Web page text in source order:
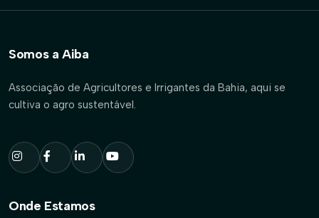
Somos a Aiba
Associação de Agricultores e Irrigantes da Bahia, aqui se
cultiva o agro sustentável.
Onde Estamos